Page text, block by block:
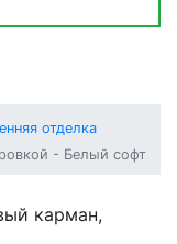
отделка
- Белый софт
карман,